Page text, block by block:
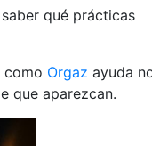
qué prácticas
como Orgaz ayuda
que aparezcan.